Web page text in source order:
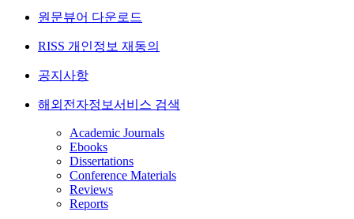
원문뷰어 다운로드
RISS 개인정보 재동의
공지사항
해외전자정보서비스 검색
Academic Journals
Ebooks
Dissertations
Conference Materials
Reviews
Reports